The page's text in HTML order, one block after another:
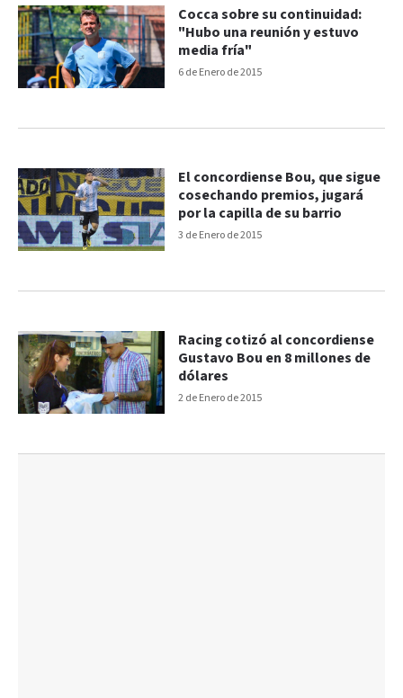
6 de Enero de 2015
Cocca sobre su continuidad:
"Hubo una reunión y estuvo
media fría"
3 de Enero de 2015
El concordiense Bou, que sigue
cosechando premios, jugará
por la capilla de su barrio
2 de Enero de 2015
Racing cotizó al concordiense
Gustavo Bou en 8 millones de
dólares